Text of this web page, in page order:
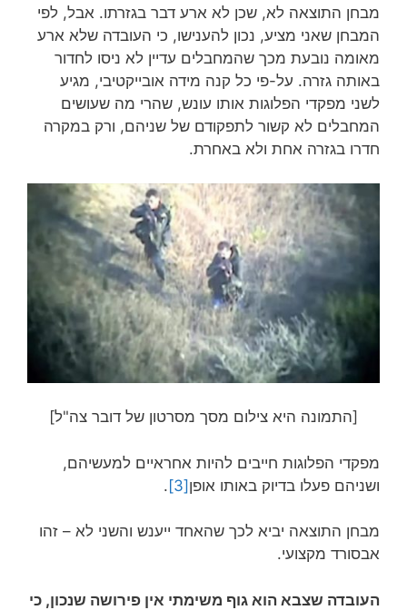
מבחן התוצאה לא, שכן לא ארע דבר בגזרתו. אבל, לפי
המבחן שאני מציע, נכון להענישו, כי העובדה שלא ארע
מאומה נובעת מכך שהמחבלים עדיין לא ניסו לחדור
באותה גזרה. על-פי כל קנה מידה אובייקטיבי, מגיע
לשני מפקדי הפלוגות אותו עונש, שהרי מה שעושים
המחבלים לא קשור לתפקודם של שניהם, ורק במקרה
חדרו בגזרה אחת ולא באחרת.
[התמונה היא צילום מסך מסרטון של דובר צה"ל]
מפקדי הפלוגות חייבים להיות אחראיים למעשיהם,
ושניהם פעלו בדיוק באותו אופן[3]
.
מבחן התוצאה יביא לכך שהאחד ייענש והשני לא – זהו
אבסורד מקצועי.
העובדה שצבא הוא גוף משימתי אין פירושה שנכון, כי